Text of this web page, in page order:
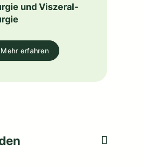
und Viszeral-
Mehr erfahren